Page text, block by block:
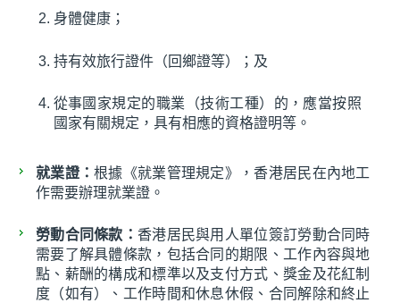
身體健康；
持有效旅行證件（回鄉證等）；及
從事國家規定的職業（技術工種）的，應當按照
國家有關規定，具有相應的資格證明等。
就業證：根據《就業管理規定》，香港居民在內地工
作需要辦理就業證。
勞動合同條款：香港居民與用人單位簽訂勞動合同時
需要了解具體條款，包括合同的期限、工作內容與地
點、薪酬的構成和標準以及支付方式、獎金及花紅制
度（如有）、工作時間和休息休假、合同解除和終止